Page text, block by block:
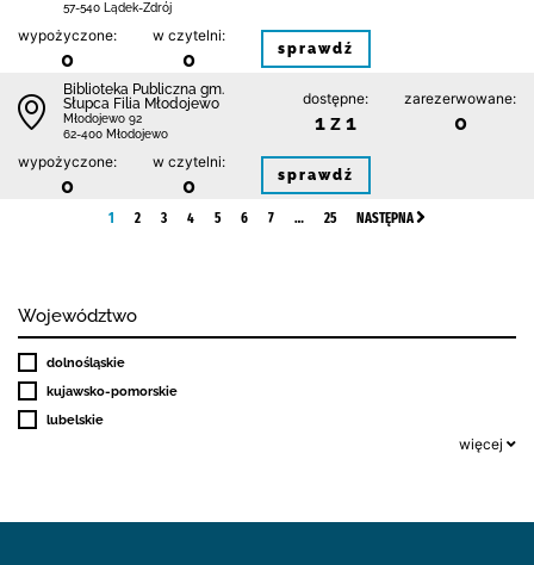
57-540 Lądek-Zdrój
wypożyczone:
0
w czytelni:
0 sprawdź
Biblioteka Publiczna gm.
Słupca Filia Młodojewo
Młodojewo 92
62-400 Młodojewo
dostępne:
1 z 1
zarezerwowane:
0
wypożyczone:
0
w czytelni:
0 sprawdź
1 2 3 4 5 6 7 … 25 NASTĘPNA
Województwo
dolnośląskie
kujawsko-pomorskie
lubelskie
więcej